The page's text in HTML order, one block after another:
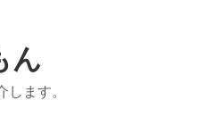
ん
します。